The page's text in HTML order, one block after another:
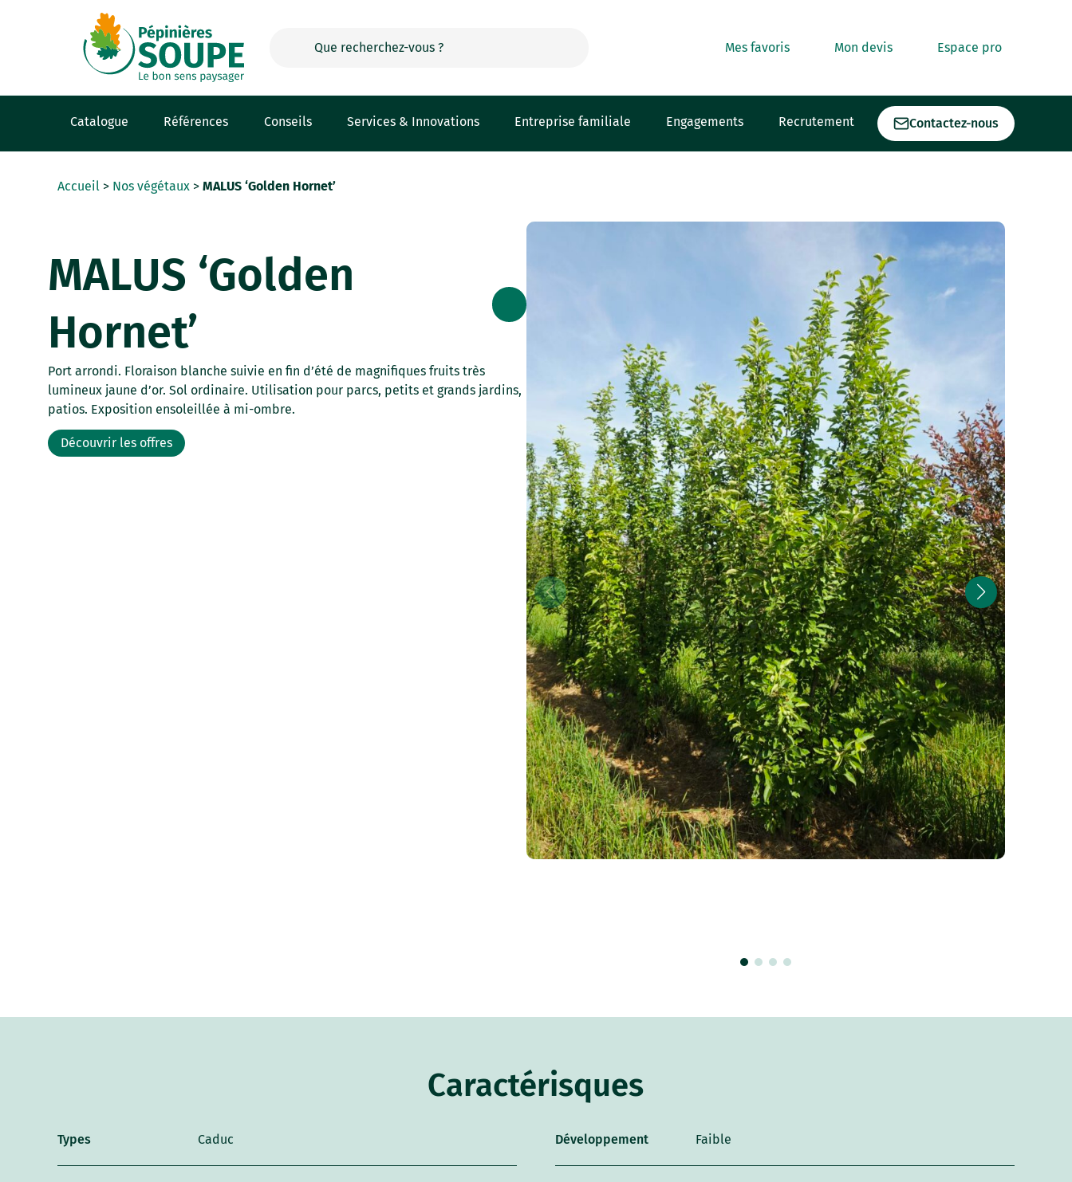
Mes favoris Mon devis Espace pro
Catalogue Références Conseils Services & Innovations Entreprise familiale Engagements Recrutement Contactez-nous
Accueil > Nos végétaux >MALUS ‘Golden Hornet’
MALUS ‘Golden
Hornet’
Port arrondi. Floraison blanche suivie en fin d’été de magnifiques fruits très
lumineux jaune d’or. Sol ordinaire. Utilisation pour parcs, petits et grands jardins,
patios. Exposition ensoleillée à mi-ombre.
Découvrir les offres
Caractérisques
Types Caduc Développement Faible